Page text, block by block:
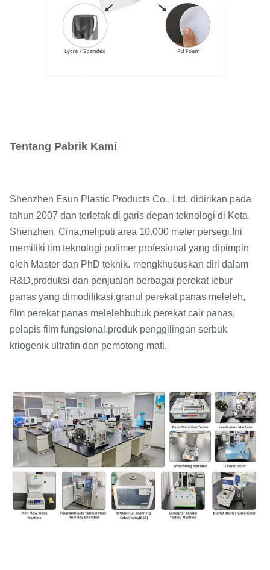
Tentang Pabrik Kami
Shenzhen Esun Plastic Products Co., Ltd. didirikan pada
tahun 2007 dan terletak di garis depan teknologi di Kota
Shenzhen, Cina,meliputi area 10.000 meter persegi. Ini
memiliki tim teknologi polimer profesional yang dipimpin
oleh Master dan PhD teknik. mengkhususkan diri dalam
R&D,produksi dan penjualan berbagai perekat lebur
panas yang dimodifikasi,granul perekat panas meleleh,
film perekat panas melelehbubuk perekat cair panas,
pelapis film fungsional,produk penggilingan serbuk
kriogenik ultrafin dan pemotong mati.